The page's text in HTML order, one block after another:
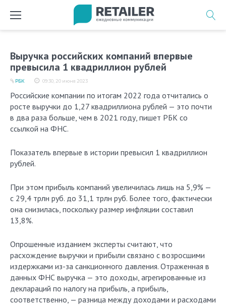
Выручка российских компаний впервые
превысила 1 квадриллион рублей
09:30, 20 июня 2023
РБК
Российские компании по итогам 2022 года отчитались о
росте выручки до 1,27 квадриллиона рублей — это почти
в два раза больше, чем в 2021 году, пишет РБК со
ссылкой на ФНС.
Показатель впервые в истории превысил 1 квадриллион
рублей.
При этом прибыль компаний увеличилась лишь на 5,9% —
с 29,4 трлн руб. до 31,1 трлн руб. Более того, фактически
она снизилась, поскольку размер инфляции составил
13,8%.
Опрошенные изданием эксперты считают, что
расхождение выручки и прибыли связано с возросшими
издержками из-за санкционного давления. Отраженная в
данных ФНС выручка — это доходы, агрегированные из
деклараций по налогу на прибыль, а прибыль,
соответственно, — разница между доходами и расходами